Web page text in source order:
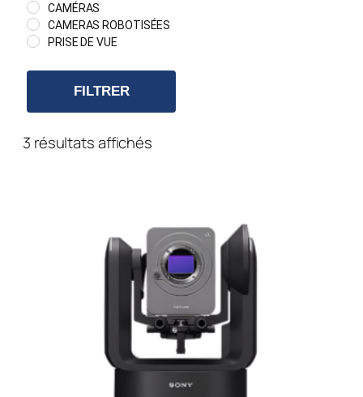
CAMÉRAS
CAMERAS ROBOTISÉES
PRISE DE VUE
FILTRER
3 résultats affichés